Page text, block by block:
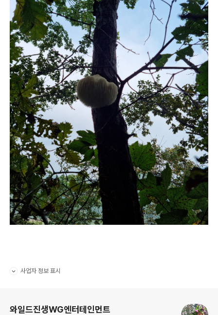
사업자 정보 표시
와일드진생WG엔터테인먼트